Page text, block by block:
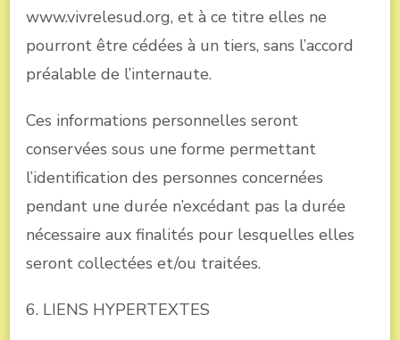
www.vivrelesud.org, et à ce titre elles ne
pourront être cédées à un tiers, sans l’accord
préalable de l’internaute.
Ces informations personnelles seront
conservées sous une forme permettant
l’identification des personnes concernées
pendant une durée n’excédant pas la durée
nécessaire aux finalités pour lesquelles elles
seront collectées et/ou traitées.
6. LIENS HYPERTEXTES